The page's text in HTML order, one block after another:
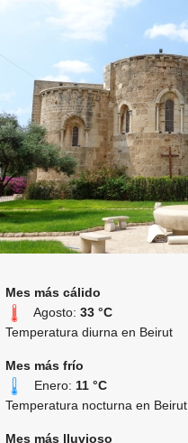
Mes más cálido
Agosto: 33 °C
Temperatura diurna en Beirut
Mes más frío
Enero: 11 °C
Temperatura nocturna en Beirut
Mes más lluvioso